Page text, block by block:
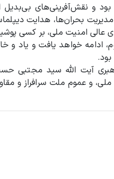
و نقش‌آفرینی‌های
بحران‌ها، هدایت
عالی امنیت ملی، بر کسی
ادامه خواهد یافت و یاد
آیت الله سید مجتبی
و عموم ملت سرافراز و